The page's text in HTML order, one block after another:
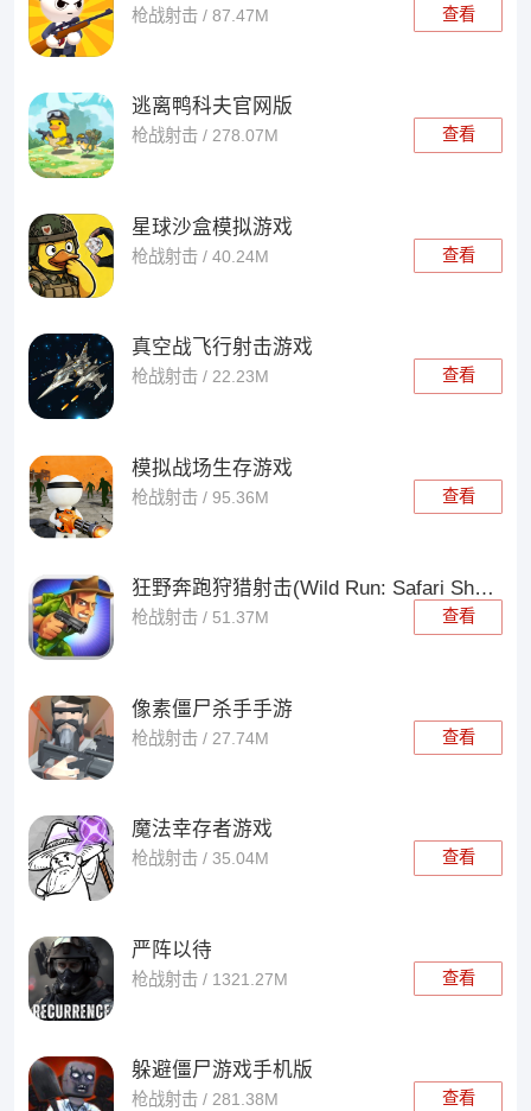
枪战射击 / 87.47M 查看
逃离鸭科夫官网版
枪战射击 / 278.07M 查看
星球沙盒模拟游戏
枪战射击 / 40.24M 查看
真空战飞行射击游戏
枪战射击 / 22.23M 查看
模拟战场生存游戏
枪战射击 / 95.36M 查看
狂野奔跑狩猎射击(Wild Run: Safari Shooter)
枪战射击 / 51.37M 查看
像素僵尸杀手手游
枪战射击 / 27.74M 查看
魔法幸存者游戏
枪战射击 / 35.04M 查看
严阵以待
枪战射击 / 1321.27M 查看
躲避僵尸游戏手机版
枪战射击 / 281.38M 查看